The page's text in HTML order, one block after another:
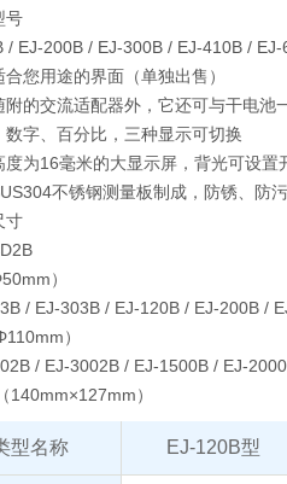
号
/ EJ-200B / EJ-300B / EJ-410B /
合您用途的界面（单独出售）
附的交流适配器外，它还可与干电池
数字、百分比，三种显示可切换
度为16毫米的大显示屏，背光可设置
不锈钢测量板制成，防锈、防污
寸
）
/ EJ-303B / EJ-120B / EJ-200B /
）
/ EJ-3002B / EJ-1500B / EJ-
140mm×127mm）
型名称 EJ-120B型